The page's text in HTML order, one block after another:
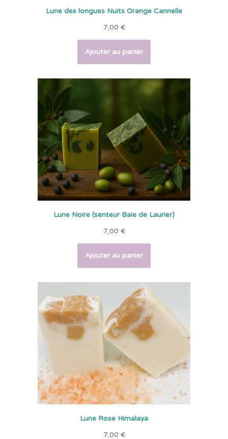
Lune des longues Nuits Orange Cannelle
7,00 €
Ajouter au panier
Lune Noire (senteur Baie de Laurier)
7,00 €
Ajouter au panier
Lune Rose Himalaya
7,00 €